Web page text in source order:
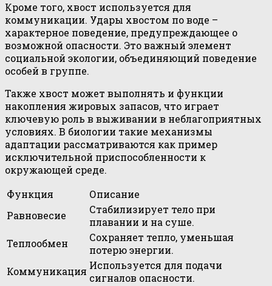
Кроме того, хвост используется для
коммуникации. Удары хвостом по воде –
характерное поведение, предупреждающее о
возможной опасности. Это важный элемент
социальной экологии, объединяющий поведение
особей в группе.
Также хвост может выполнять и функции
накопления жировых запасов, что играет
ключевую роль в выживании в неблагоприятных
условиях. В биологии такие механизмы
адаптации рассматриваются как пример
исключительной приспособленности к
окружающей среде.
Функция
Описание
Равновесие
Стабилизирует тело при
плавании и на суше.
Теплообмен
Сохраняет тепло, уменьшая
потерю энергии.
Коммуникация Используется для подачи
сигналов опасности.